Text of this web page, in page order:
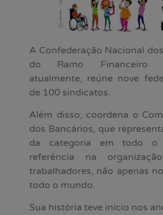
A Confederação Nacional
do Ramo Financeiro
atualmente, reúne nove
de 100 sindicatos.
Além disso, coordena o
dos Bancários, que
da categoria em todo o
referência na
trabalhadores, não apenas
todo o mundo.
Sua história teve início nos